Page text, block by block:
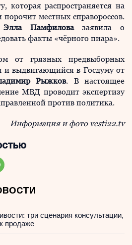
которая распространяется на
местных справороссов.
Элла Памфиловазаявила о
факты «чёрного пиара».
от грязных предвыборных
и выдвигающийся в Госдуму от
Рыжков. В настоящее
МВД проводит экспертизу
против политика.
Информация и фото vesti22.tv
три сценария консультации,
продаже